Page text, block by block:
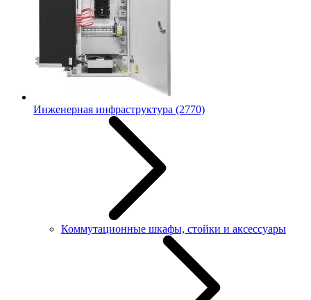
Инженерная инфраструктура (2770)
Коммутационные шкафы, стойки и аксессуары